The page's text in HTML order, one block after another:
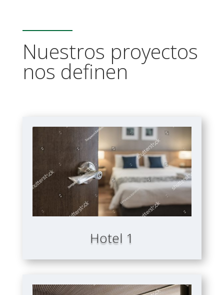
Nuestros proyectos
nos definen
Hotel 1